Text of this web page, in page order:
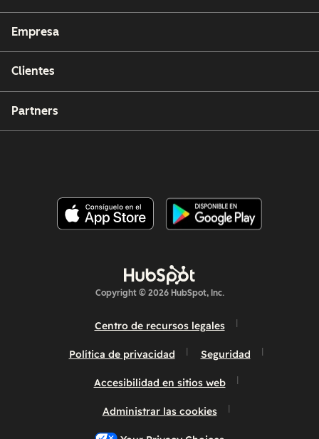
Empresa
Clientes
Partners
Copyright © 2026 HubSpot, Inc.
Centro de recursos legales
Política de privacidad Seguridad
Accesibilidad en sitios web
Administrar las cookies